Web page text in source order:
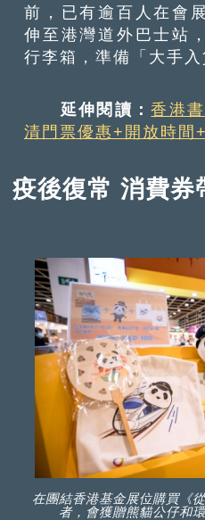
前，已有逾百人在會
伸至港灣道外巴士站
行李箱，準備「大手入
延伸閱讀：香港
清門票優惠+開放時間
疫後復常 消費券
在團結香港基金展位購買《
者，會獲贈熊貓公仔和